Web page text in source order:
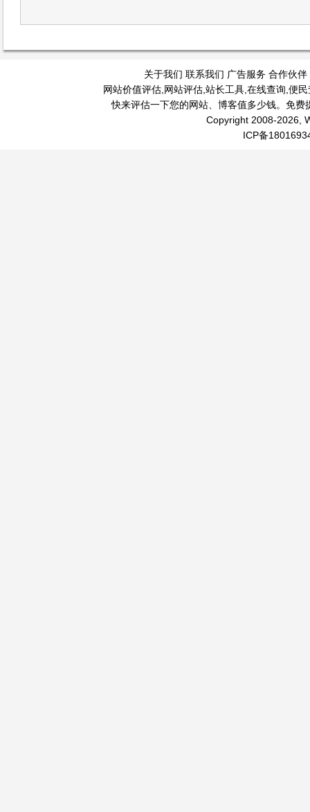
关于我们 联系我们 广告服务 合作伙伴
网站价值评估, 网站评估, 站长工具, 在线查询 便民
快来评估一下您的网站、博客值多少钱。免
Copyright 2008-2026,
ICP备